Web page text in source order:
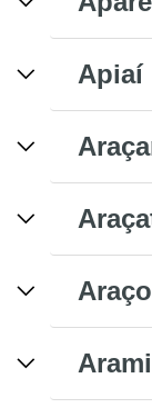
Apiaí